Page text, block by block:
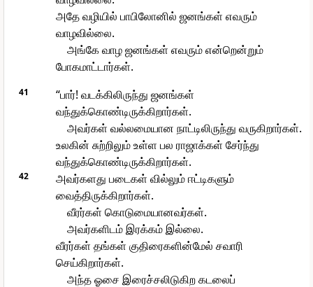
அதே வழியில் பாபிலோனில் ஜனங்கள் எவரும்
வாழவில்லை.
அங்கே வாழ ஜனங்கள் எவரும் என்றென்றும்
போகமாட்டார்கள்.
41
“பார்! வடக்கிலிருந்து ஜனங்கள்
வந்துக்கொண்டிருக்கிறார்கள்.
அவர்கள் வல்லமையான நாட்டிலிருந்து வருகிறார்கள்.
உலகின் சுற்றிலும் உள்ள பல ராஜாக்கள் சேர்ந்து
வந்துக்கொண்டிருக்கிறார்கள்.
42
அவர்களது படைகள் வில்லும் ஈட்டிகளும்
வைத்திருக்கிறார்கள்.
வீரர்கள் கொடுமையானவர்கள்.
அவர்களிடம் இரக்கம் இல்லை.
வீரர்கள் தங்கள் குதிரைகளின்மேல் சவாரி
செய்கிறார்கள்.
அந்த ஓசை இரைச்சலிடுகிற கடலைப்